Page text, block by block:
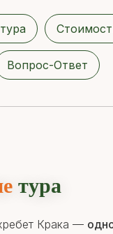
Вопрос-Ответ
тура
Крака —